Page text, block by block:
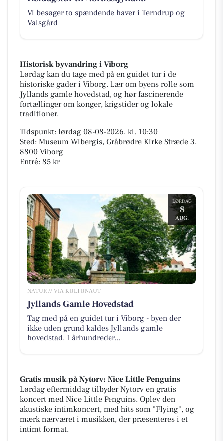
Vi besøger to spændende haver i Terndrup og
Valsgård
Historisk byvandring i Viborg
Lørdag kan du tage med på en guidet tur i de
historiske gader i Viborg. Lær om byens rolle som
Jyllands gamle hovedstad, og hør fascinerende
fortællinger om konger, krigstider og lokale
traditioner.
Tidspunkt: lørdag 08-08-2026, kl. 10:30
Sted: Museum Wibergis, Gråbrødre Kirke Stræde 3,
8800 Viborg
Entré: 85 kr
LØRDAG
8
AUG.
NATUR // VIA KULTUNAUT
Jyllands Gamle Hovedstad
Tag med på en guidet tur i Viborg - byen der
ikke uden grund kaldes Jyllands gamle
hovedstad. I århundreder...
Gratis musik på Nytorv: Nice Little Penguins
Lørdag eftermiddag tilbyder Nytorv en gratis
koncert med Nice Little Penguins. Oplev den
akustiske intimkoncert, med hits som "Flying", og
mærk nærværet i musikken, der præsenteres i et
intimt format.